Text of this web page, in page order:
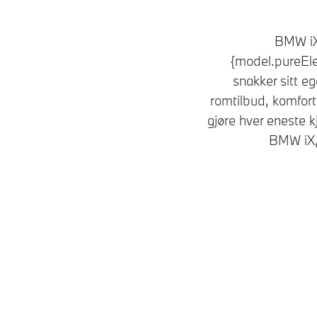
BMW
snakker sitt
romtilbud,
gjøre hver eneste
BMW